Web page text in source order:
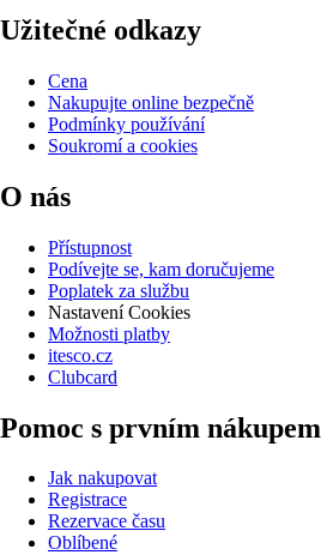
Užitečné odkazy
Cena
Nakupujte online bezpečně
Podmínky používání
Soukromí a cookies
O nás
Přístupnost
Podívejte se, kam doručujeme
Poplatek za službu
Nastavení Cookies
Možnosti platby
itesco.cz
Clubcard
Pomoc s prvním nákupem
Jak nakupovat
Registrace
Rezervace času
Oblíbené